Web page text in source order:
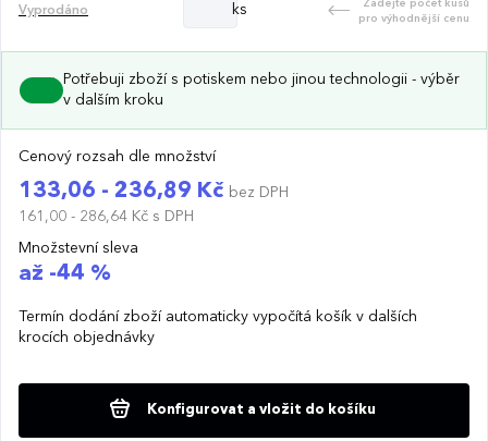
Vyprodáno ks
Zadejte počet kusů
pro výhodnější cenu
Potřebuji zboží s potiskem nebo jinou technologii - výběr
v dalším kroku
Cenový rozsah dle množství
133,06 - 236,89 Kč bez DPH
161,00 - 286,64 Kč s DPH
Množstevní sleva
až -44 %
Termín dodání zboží automaticky vypočítá košík v dalších
krocích objednávky
Konfigurovat a vložit do košíku